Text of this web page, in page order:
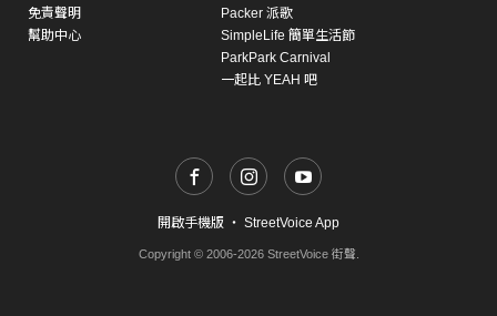
免責聲明
幫助中心
Packer 派歌
SimpleLife 簡單生活節
ParkPark Carnival
一起比 YEAH 吧
開啟手機版 ・ StreetVoice App
Copyright © 2006-2026 StreetVoice 街聲.